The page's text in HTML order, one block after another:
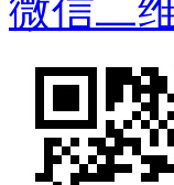
微信二